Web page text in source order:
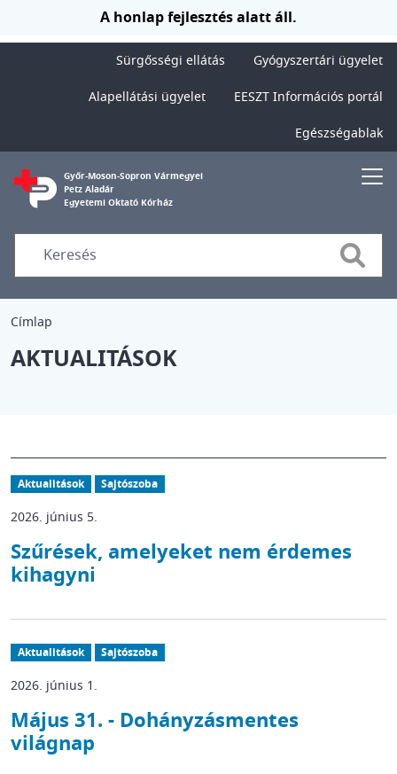
Ugrás a tartalomraA honlap fejlesztés alatt áll.
Sürgősségi ellátás
Gyógyszertári ügyelet
Alapellátási ügyelet
EESZT Információs portál
Egészségablak
Győr-Moson-Sopron Vármegyei
Petz Aladár
Egyetemi Oktató Kórház
Search
Címlap
AKTUALITÁSOK
Aktualitások Sajtószoba
2026. június 5.
Szűrések, amelyeket nem érdemes
kihagyni
Aktualitások Sajtószoba
2026. június 1.
Május 31. - Dohányzásmentes
világnap